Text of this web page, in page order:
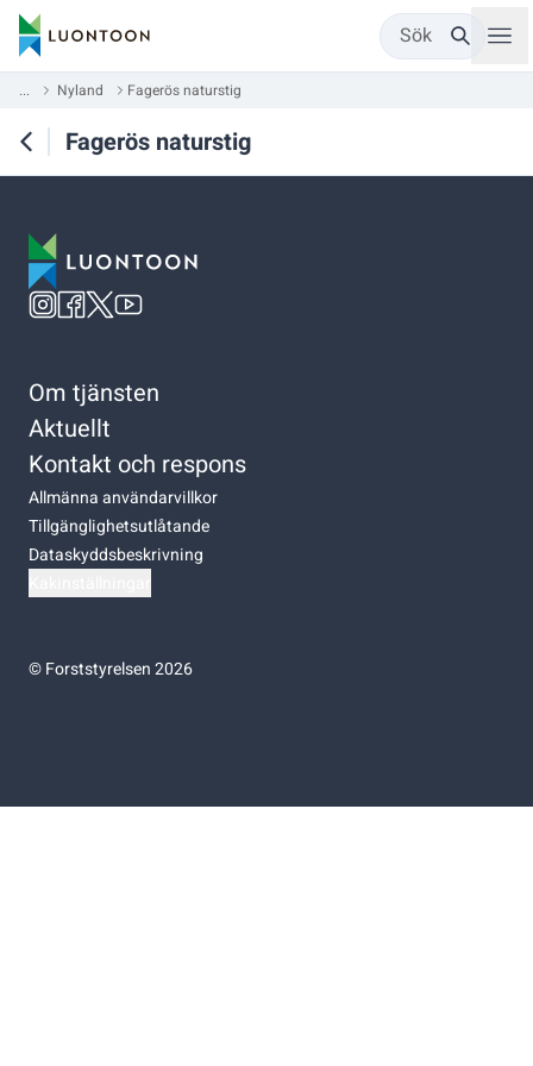
Sök
... Nyland Fagerös naturstig
Fagerös naturstig
Om tjänsten
Aktuellt
Kontakt och respons
Allmänna användarvillkor
Tillgänglighetsutlåtande
Dataskyddsbeskrivning
©Forststyrelsen 2026